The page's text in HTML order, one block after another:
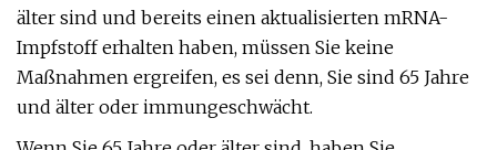
älter sind und bereits einen aktualisierten mRNA-
Impfstoff erhalten haben, müssen Sie keine
Maßnahmen ergreifen, es sei denn, Sie sind 65 Jahre
und älter oder immungeschwächt .